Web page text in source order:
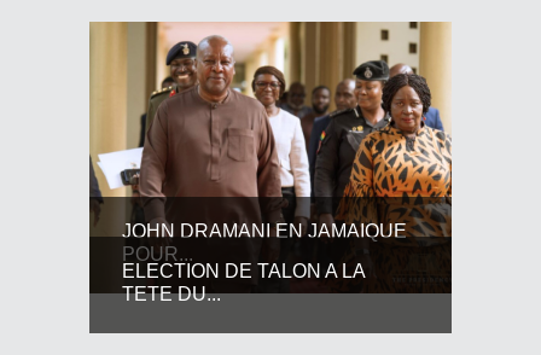
JOHN DRAMANI EN JAMAIQUE
POUR...
ELECTION DE TALON A LA
TETE DU...